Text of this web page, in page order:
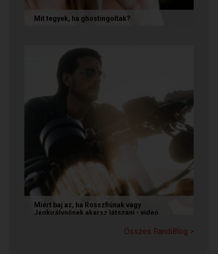
Mit tegyek, ha ghostingoltak?
Miért baj az, ha Rosszfiúnak vagy
Jégkirálynőnek akarsz látszani - videó
társkereső Rosszfiúként vagy Jégkirálynőként
Összes RandiBlog >